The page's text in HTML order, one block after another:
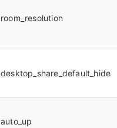
room_resolution
desktop_share_default_hide
auto_up